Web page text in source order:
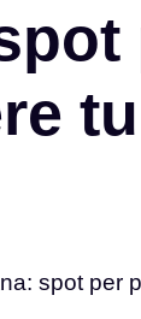
spot per